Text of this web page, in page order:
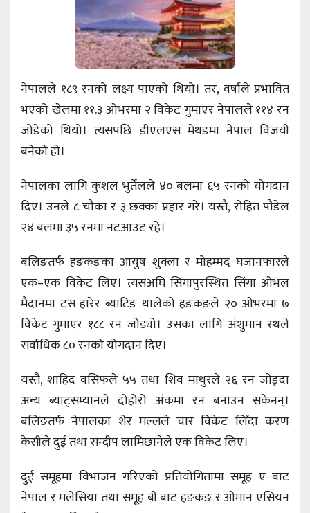
नेपालले १८९ रनको लक्ष्य पाएको थियो। तर, वर्षाले प्रभावित
भएको खेलमा ११.३ ओभरमा २ विकेट गुमाएर नेपालले ११४ रन
जोडेको थियो। त्यसपछि डीएलएस मेथडमा नेपाल विजयी
बनेको हो।
नेपालका लागि कुशल भुर्तेलले ४० बलमा ६५ रनको योगदान
दिए। उनले ८ चौका र ३ छक्का प्रहार गरे। यस्तै, रोहित पौडेल
२४ बलमा ३५ रनमा नटआउट रहे।
बलिङतर्फ हङकङका आयुष शुक्ला र मोहम्मद घजानफारले
एक–एक विकेट लिए। त्यसअघि सिंगापुरस्थित सिंगा ओभल
मैदानमा टस हारेर ब्याटिङ थालेको हङकङले २० ओभरमा ७
विकेट गुमाएर १८८ रन जोड्यो। उसका लागि अंशुमान रथले
सर्वाधिक ८० रनको योगदान दिए।
यस्तै, शाहिद वसिफले ५५ तथा शिव माथुरले २६ रन जोड्दा
अन्य ब्याट्सम्यानले दोहोरो अंकमा रन बनाउन सकेनन्।
बलिङतर्फ नेपालका शेर मल्लले चार विकेट लिँदा करण
केसीले दुई तथा सन्दीप लामिछानेले एक विकेट लिए।
दुई समूहमा विभाजन गरिएको प्रतियोगितामा समूह ए बाट
नेपाल र मलेसिया तथा समूह बी बाट हङकङ र ओमान एसियन